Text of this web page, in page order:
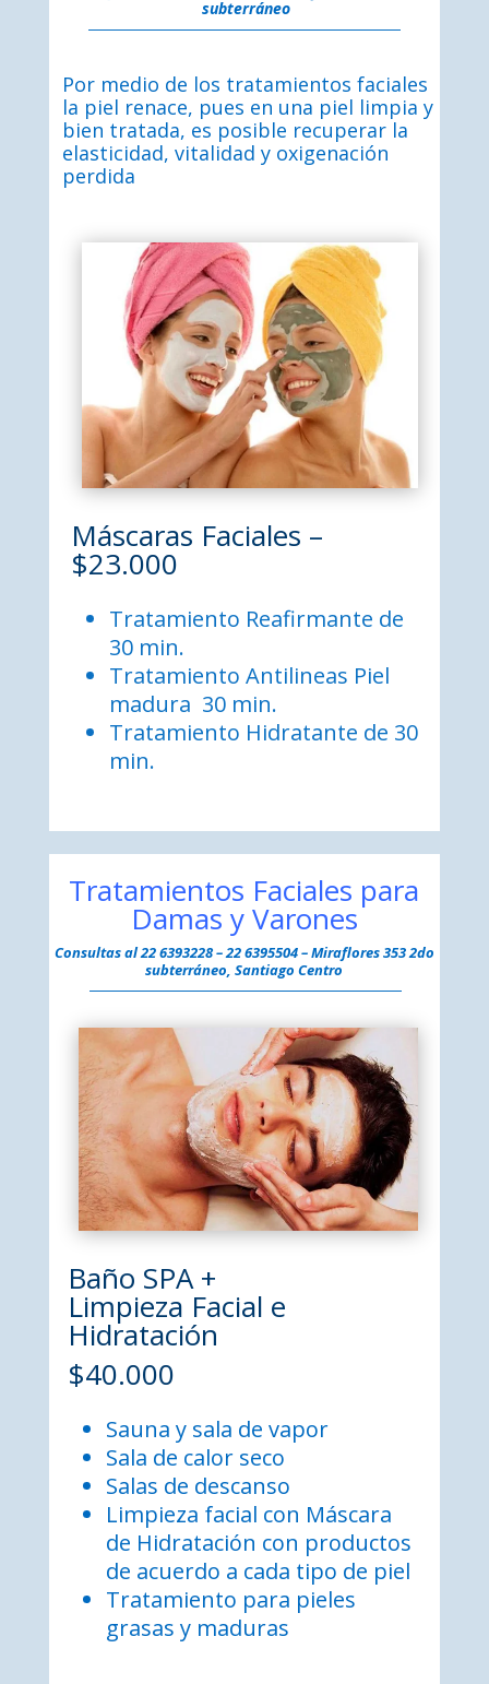
subterráneo
Por medio de los tratamientos faciales
la piel renace, pues en una piel limpia y
bien tratada, es posible recuperar la
elasticidad, vitalidad y oxigenación
perdida
Máscaras Faciales –
$23.000
Tratamiento Reafirmante de
30 min.
Tratamiento Antilineas Piel
madura 30 min.
Tratamiento Hidratante de 30
min.
Tratamientos Faciales para
Damas y Varones
Consultas al22 6393228 – 22 6395504 –Miraflores 353 2do
subterráneo, Santiago Centro
Baño SPA +
Limpieza Facial e
Hidratación
$40.000
Sauna y sala de vapor
Sala de calor seco
Salas de descanso
Limpieza facial con Máscara
de Hidratación con productos
de acuerdo a cada tipo de piel
Tratamiento para pieles
grasas y maduras